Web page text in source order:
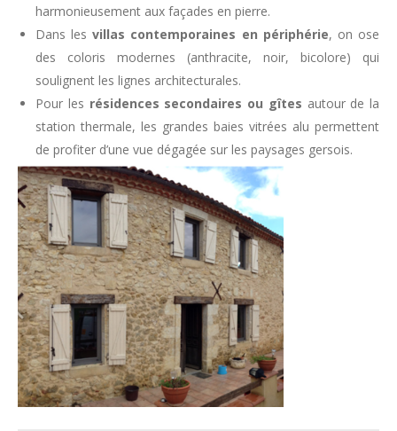
harmonieusement aux façades en pierre.
Dans lesvillas contemporaines en périphérie, on ose
des coloris modernes (anthracite, noir, bicolore) qui
soulignent les lignes architecturales.
Pour les résidences secondaires ou gîtes autour de la
station thermale, les grandes baies vitrées alu permettent
de profiter d’une vue dégagée sur les paysages gersois.